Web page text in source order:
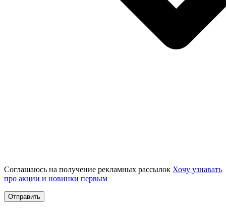
Соглашаюсь на получение рекламных рассылок Хочу узнавать
про акции и новинки первым